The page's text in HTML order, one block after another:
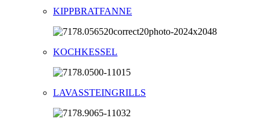
KIPPBRATFANNE
KOCHKESSEL
LAVASSTEINGRILLS